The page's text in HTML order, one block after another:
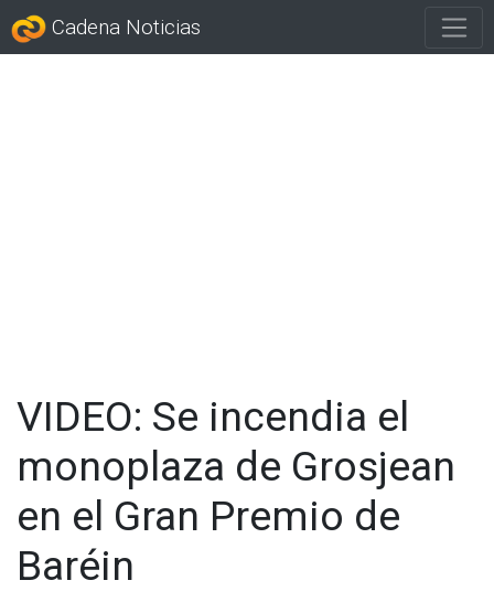
Cadena Noticias
VIDEO: Se incendia el
monoplaza de Grosjean
en el Gran Premio de
Baréin